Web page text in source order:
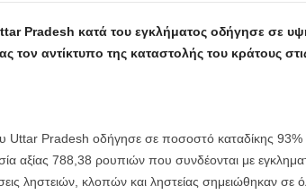
Pradesh κατά του εγκλήματος οδήγησε σε
τον αντίκτυπο της καταστολής του κράτους
Uttar Pradesh οδήγησε σε ποσοστό καταδίκης 93%
αξίας 788,38 ρουπιών που συνδέονται με
ληστειών, κλοπών και ληστείας σημειώθηκαν σε